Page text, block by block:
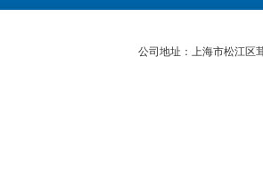
公司地址：上海市松江